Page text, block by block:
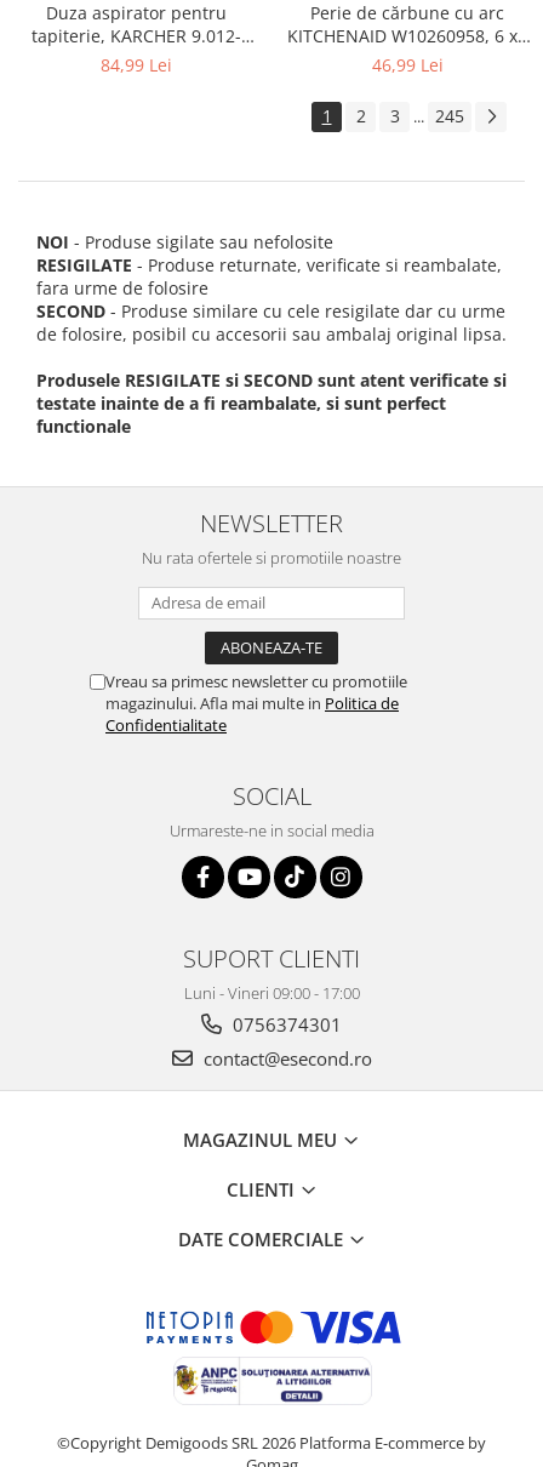
Duza aspirator pentru
tapiterie, KARCHER 9.012-
278.0, SE4001, SE4002, SE5100
84,99 Lei
Perie de cărbune cu arc
KITCHENAID W10260958, 6 x6
x 19 mm, pentru 5KSM15
46,99 Lei
1 2 3 ... 245
NOI - Produse sigilate sau nefolosite
RESIGILATE - Produse returnate, verificate si reambalate,
fara urme de folosire
SECOND - Produse similare cu cele resigilate dar cu urme
de folosire, posibil cu accesorii sau ambalaj original lipsa.
Produsele RESIGILATE si SECOND sunt atent verificate si
testate inainte de a fi reambalate, si sunt perfect
functionale
NEWSLETTER
Nu rata ofertele si promotiile noastre
Vreau sa primesc newsletter cu promotiile
magazinului. Afla mai multe in Politica de
Confidentialitate
SOCIAL
Urmareste-ne in social media
SUPORT CLIENTI
Luni - Vineri 09:00 - 17:00
0756374301
contact@esecond.ro
MAGAZINUL MEU
CLIENTI
DATE COMERCIALE
©Copyright Demigoods SRL 2026 Platforma E-commerce by